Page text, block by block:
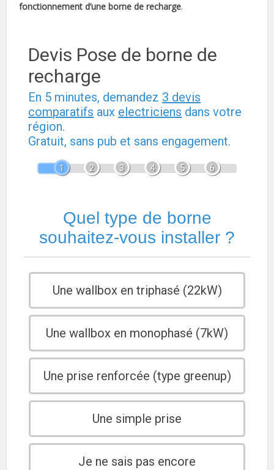
fonctionnement d’une borne de recharge.
Devis Pose de borne de
recharge
En 5 minutes, demandez 3 devis
comparatifs aux electriciens dans votre
région.
Gratuit, sans pub et sans engagement.
1 2 3 4 5 6
Quel type de borne
souhaitez-vous installer ?
Une wallbox en triphasé (22kW)
Une wallbox en monophasé (7kW)
Une prise renforcée (type greenup)
Une simple prise
Je ne sais pas encore